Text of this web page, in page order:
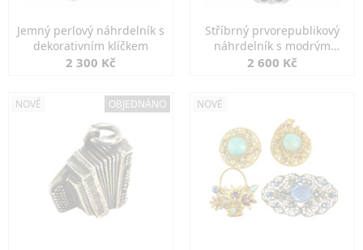
Jemný perlový náhrdelník s
dekorativním klíčkem
2 300 Kč
Stříbrný prvorepublikový
náhrdelník s modrým
spinelem
2 600 Kč
NOVÉ OBJEDNÁNO NOVÉ